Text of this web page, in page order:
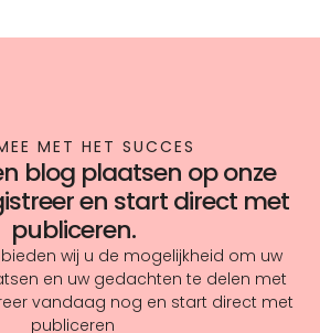
MET HET SUCCES
blog plaatsen op onze
en start direct met
publiceren.
wij u de mogelijkheid om uw
en uw gedachten te delen met
vandaag nog en start direct met
publiceren